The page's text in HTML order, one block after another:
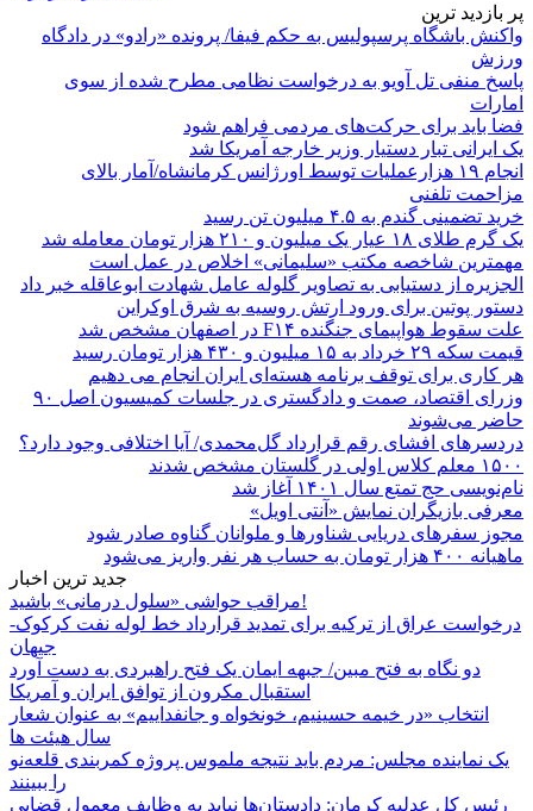
پر بازدید ترین
واکنش باشگاه پرسپولیس به حکم فیفا/ پرونده «رادو» در دادگاه
ورزش
پاسخ منفی تل آویو به درخواست نظامی مطرح شده از سوی
امارات
فضا باید برای حرکت‌های مردمی فراهم شود
یک ایرانی تبار دستیار وزیر خارجه آمریکا شد
انجام ۱۹ هزارعملیات توسط اورژانس کرمانشاه/آمار بالای
مزاحمت تلفنی
خرید تضمینی گندم به ۴.۵ میلیون تن رسید
یک گرم طلای ۱۸ عیار یک میلیون و ۲۱۰ هزار تومان معامله شد
مهمترین شاخصه مکتب «سلیمانی» اخلاص در عمل است
الجزیره از دستیابی به تصاویر گلوله عامل شهادت ابوعاقله خبر داد
دستور پوتین برای ورود ارتش روسیه به شرق اوکراین
علت سقوط هواپیمای جنگنده F۱۴ در اصفهان مشخص شد
قیمت سکه ۲۹ خرداد به ۱۵ میلیون و ۴۳۰ هزار تومان رسید
هر کاری برای توقف برنامه هسته‌ای ایران انجام می دهیم
وزرای اقتصاد، صمت و دادگستری در جلسات کمیسیون اصل ۹۰
حاضر می‌شوند
دردسرهای افشای رقم قرارداد گل‌محمدی/ آیا اختلافی وجود دارد؟
۱۵۰۰ معلم کلاس اولی در گلستان مشخص شدند
نام‌نویسی حج تمتع سال ۱۴۰۱ آغاز شد
معرفی بازیگران نمایش «آنتی اویل»
مجوز سفرهای دریایی شناورها و ملوانان گناوه صادر شود
ماهیانه ۴۰۰ هزار تومان به حساب هر نفر واریز می‌شود
جدید ترین اخبار
مراقب حواشی «سلول درمانی» باشید!
درخواست عراق از ترکیه برای تمدید قرارداد خط لوله نفت کرکوک-
جیهان
دو نگاه به فتح مبین/ جبهه ایمان یک فتح راهبردی به دست آورد
استقبال مکرون از توافق ایران و آمریکا
انتخاب «در خیمه حسینیم، خونخواه و جانفداییم» به عنوان شعار
سال هیئت ها
یک نماینده مجلس: مردم باید نتیجه ملموس پروژه کمربندی قلعه‌نو
را ببینند
رئیس کل عدلیه کرمان: دادستان‌ها نباید به وظایف معمول قضایی